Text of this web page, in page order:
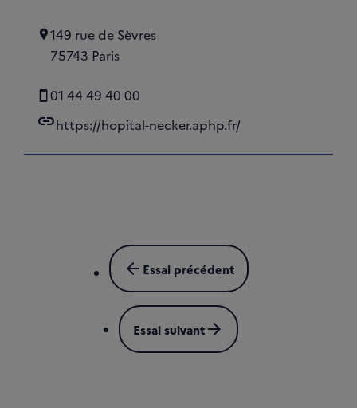
149 rue de Sèvres
75743 Paris
01 44 49 40 00
linkhttps://hopital-necker.aphp.fr/
arrow_back Essai précédent
Essai suivantarrow_forward